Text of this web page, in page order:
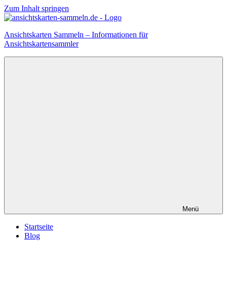
Zum Inhalt springen
Ansichtskarten Sammeln – Informationen für
Ansichtskartensammler
Menü
Startseite
Blog